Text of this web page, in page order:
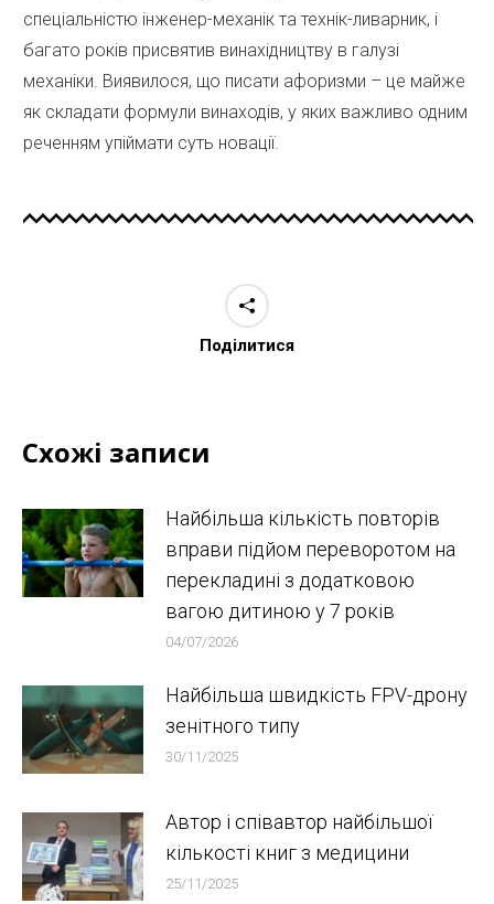
спеціальністю інженер-механік та технік-ливарник, і
багато років присвятив винахідництву в галузі
механіки. Виявилося, що писати афоризми – це майже
як складати формули винаходів, у яких важливо одним
реченням упіймати суть новації.
Поділитися
Схожі записи
Найбільша кількість повторів
вправи підйом переворотом на
перекладині з додатковою
вагою дитиною у 7 років
04/07/2026
Найбільша швидкість FPV-дрону
зенітного типу
30/11/2025
Автор і співавтор найбільшої
кількості книг з медицини
25/11/2025